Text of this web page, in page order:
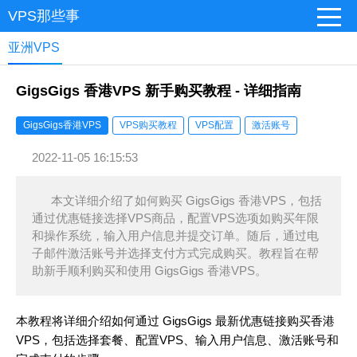
VPS那些事
亚洲VPS
GigsGigs 香港VPS 新手购买教程 - 详细指南
GigsGigs香港VPS VPS购买教程 VPS配置 激活账号
2022-11-05 16:15:53
本文详细介绍了如何购买 GigsGigs 香港VPS，包括
通过优惠链接选择VPS商品，配置VPS选项如购买年限
和操作系统，输入用户信息并提交订单。随后，通过电
子邮件激活账号并选择支付方式完成购买。教程旨在帮
助新手顺利购买和使用 GigsGigs 香港VPS。
本教程将详细介绍如何通过 GigsGigs 最新优惠链接购买香港
VPS，包括选择套餐、配置VPS、输入用户信息、激活账号和